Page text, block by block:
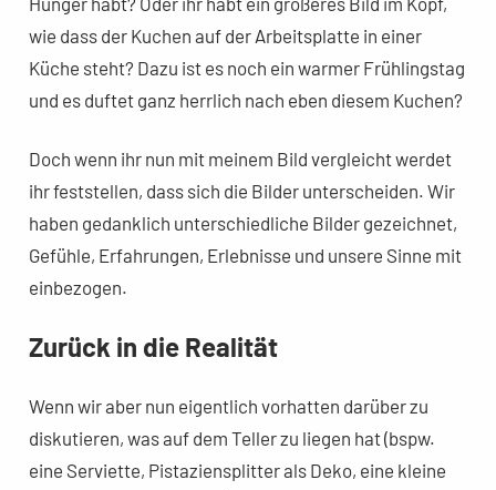
wie dass der Kuchen auf der Arbeitsplatte in einer
Küche steht? Dazu ist es noch ein warmer Frühlingstag
und es duftet ganz herrlich nach eben diesem Kuchen?
Doch wenn ihr nun mit meinem Bild vergleicht werdet
ihr feststellen, dass sich die Bilder unterscheiden. Wir
haben gedanklich unterschiedliche Bilder gezeichnet,
Gefühle, Erfahrungen, Erlebnisse und unsere Sinne mit
einbezogen.
Zurück in die Realität
Wenn wir aber nun eigentlich vorhatten darüber zu
diskutieren, was auf dem Teller zu liegen hat (bspw.
eine Serviette, Pistaziensplitter als Deko, eine kleine